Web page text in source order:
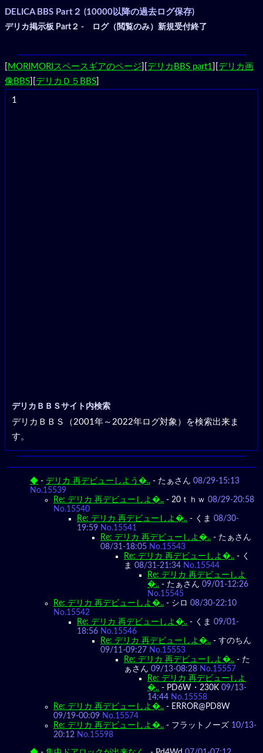
DELICA BBS Part２ (10000以降の過去ログ保存)
デリカ掲示板 Part２ - ログ（閲覧のみ）新規受付終了
MORIMORIスペースギアのページ デリカBBS part1
デリカ画
像BBS
デリカＤ５BBS
1
デリカＢＢＳサイト内検索
デリカＢＢＳ（2001年～2022年ログ対象）を検索出来ま
す。
◆ - デリカ 再デビューしよう�.. - たぁさん 08/29-15:13
No.15539
Re: デリカ 再デビューしよ�.. - 20ｔｈｗ 08/29-20:58
No.15540
Re: デリカ 再デビューしよ�.. - くま 08/30-
19:59 No.15541
Re: デリカ 再デビューしよ�.. - たぁさん
08/31-18:05 No.15543
Re: デリカ 再デビューしよ�.. - く
ま 08/31-21:34 No.15544
Re: デリカ 再デビューしよ
�.. - たぁさん 09/01-12:26
No.15545
Re: デリカ 再デビューしよ�.. - シロ 08/30-22:10
No.15542
Re: デリカ 再デビューしよ�.. - くま 09/01-
18:56 No.15546
Re: デリカ 再デビューしよ�.. - すのちん
09/11-09:27 No.15553
Re: デリカ 再デビューしよ�.. - た
ぁさん 09/13-08:28 No.15557
Re: デリカ 再デビューしよ
�.. - PD6W・230K 09/13-
14:44 No.15558
Re: デリカ 再デビューしよ�.. - ERROR@PD8W
09/19-00:09 No.15574
Re: デリカ 再デビューしよ�.. - フラットノーズ 10/13-
20:12 No.15598